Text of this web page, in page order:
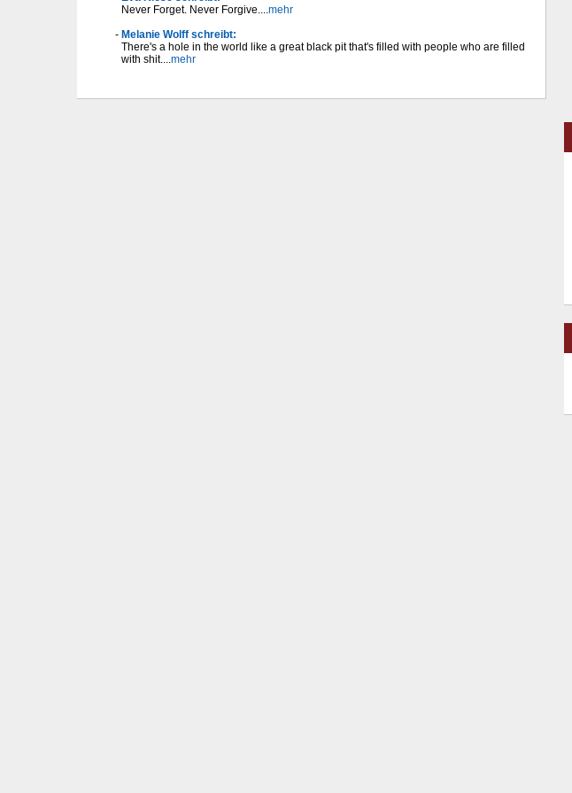
Never Forget. Never Forgive....mehr
Melanie Wolff schreibt:
There's a hole in the world like a great black pit that's filled with people who are filled
with shit....mehr